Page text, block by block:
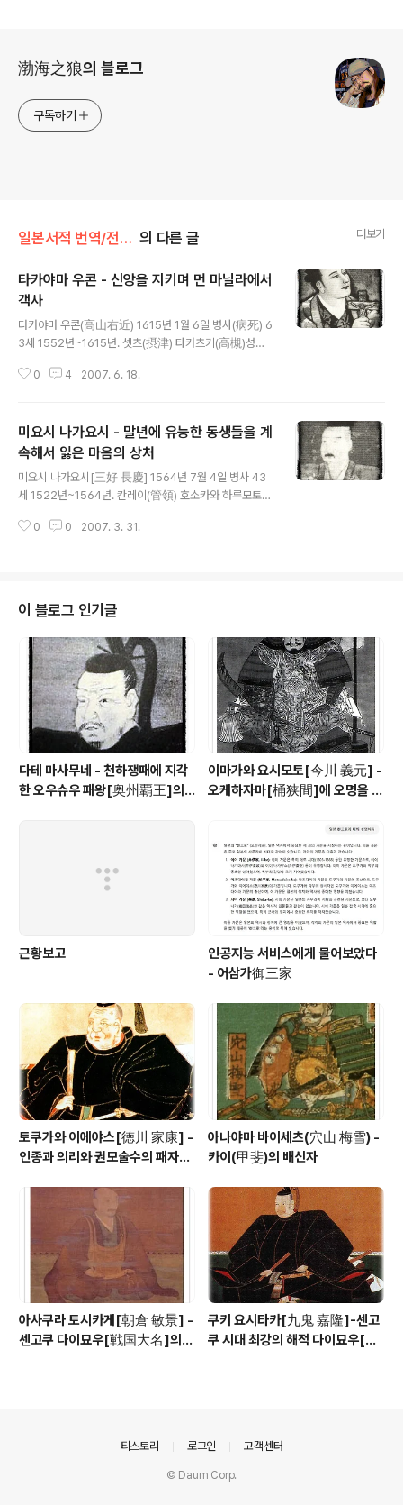
渤海之狼의 블로그
구독하기
일본서적 번역/전국무장의말년(了) 의 다른 글 더보기
타카야마 우콘 - 신앙을 지키며 먼 마닐라에서
객사
다카야마 우콘(高山右近) 1615년 1월 6일 병사(病死) 6
3세 1552년~1615년. 셋츠(摂津) 타카츠키(高槻)성주
長), 토요토미노 히데요시(豊臣 秀吉)를 섬기며 시즈가타
인하여 영지를 몰수당하고 국외로 추방 당하여 마닐라에서
병사하였다. 평화로운 생활을 깨트린 추방령 토요토미노
히데요시에게서, [신(神)을 따르겠느냐? 다이묘우(大名)
로 남겠느냐?]라는 힐문에 주저없이 다이묘우(大名)의 지
위를 버린 기독교 무장 다카야마 우콘은 카가(加賀) 마에
다 가문(前田家)에서 없어서는 안 될 존재였다. 우콘은 카
0 4 2007. 6. 18.
미요시 나가요시 - 말년에 유능한 동생들을 계
속해서 잃은 마음의 상처
미요시 나가요시[三好 長慶] 1564년 7월 4일 병사 43
세 1522년~1564년. 칸레이(管領) 호소카와 하루모토
内), 셋츠(摂津)를 지배. 이어서 쿄우토(京都)에 들어가
秀)에게 실권을 빼앗겼다. 절정기의 나가요시 전성기의 미
요시 나가요시는 야마시로(山城), 야마토(大和), 카와치
(河内), 이즈미(和泉), 셋츠(摂津) 등 킨키 지역에 더해 탄
바(丹波)의 대부분과 하리마(播磨)의 일부 그리고 시고쿠
(四石) 지역의 아와(阿波), 사누키(讃岐), 아와지(淡路),
이요(伊予)의 일부에 ..
0 0 2007. 3. 31.
이 블로그 인기글
다테 마사무네 - 천하쟁패에 지각
한 오우슈우 패왕[奥州覇王]의 1
이마가와 요시모토[今川 義元] -
오케하자마[桶狭間]에 오명을 남
근황보고
인공지능 서비스에게 물어보았다
- 어삼가御三家
토쿠가와 이에야스[徳川 家康] -
인종과 의리와 권모술수의 패자
아나야마 바이세츠(穴山 梅雪) -
카이(甲斐)의 배신자
아사쿠라 토시카게[朝倉 敏景] -
센고쿠 다이묘우[戦国大名]의
쿠키 요시타카[九鬼 嘉隆]-센고
쿠 시대 최강의 해적 다이묘우[大
티스토리 로그인 고객센터
© Daum Corp.